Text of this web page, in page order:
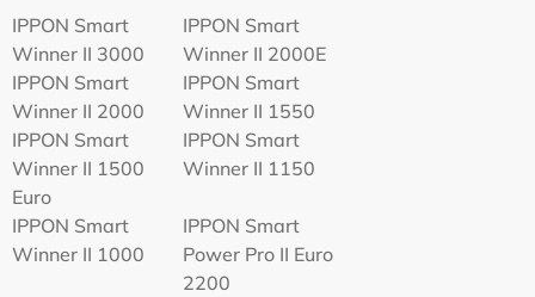
IPPON Smart
Winner II 3000
IPPON Smart
Winner II 2000E
IPPON Smart
Winner II 2000
IPPON Smart
Winner II 1550
IPPON Smart
Winner II 1500
Euro
IPPON Smart
Winner II 1150
IPPON Smart
Winner II 1000
IPPON Smart
Power Pro II Euro
2200